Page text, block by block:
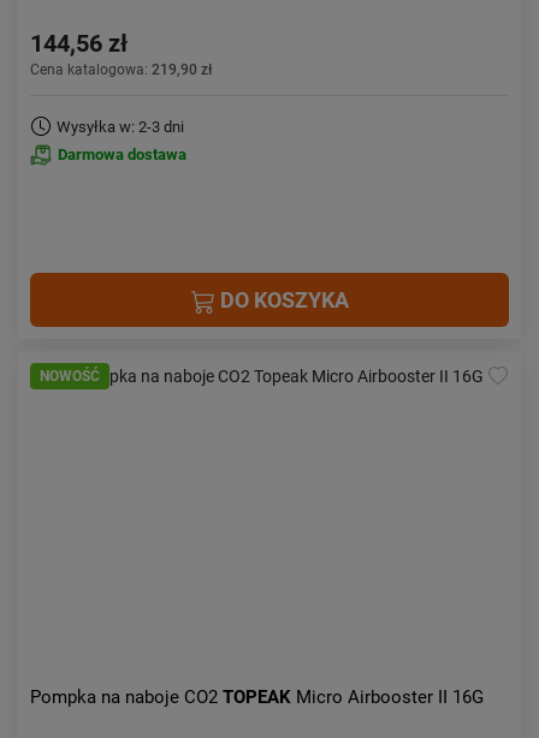
144,56 zł
Cena katalogowa: 219,90 zł
Wysyłka w: 2-3 dni
Darmowa dostawa
DO KOSZYKA
NOWOŚĆ
Pompka na naboje CO2 TOPEAK Micro Airbooster II 16G